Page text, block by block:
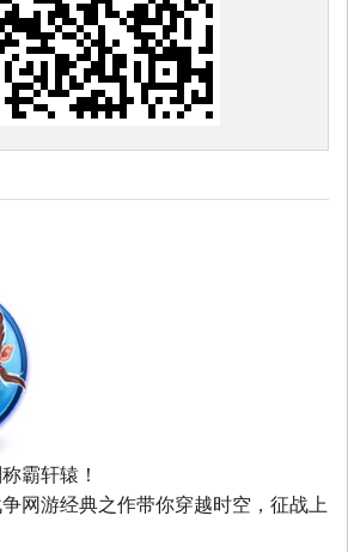
霸轩辕！
网游经典之作带你穿越时空，征战上